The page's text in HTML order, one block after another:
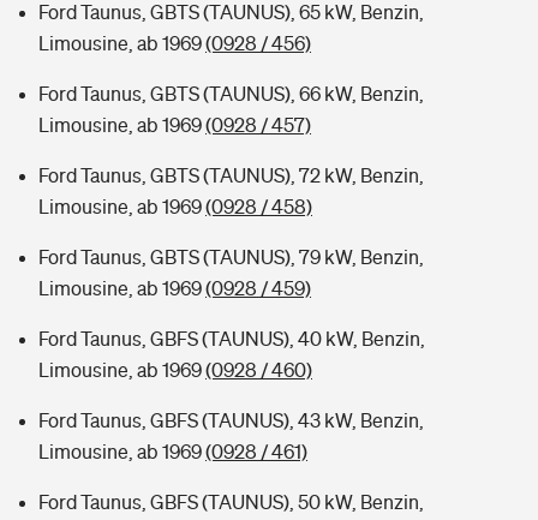
Ford Taunus, GBTS (TAUNUS), 65 kW, Benzin,
Limousine, ab 1969(0928 / 456)
Ford Taunus, GBTS (TAUNUS), 66 kW, Benzin,
Limousine, ab 1969(0928 / 457)
Ford Taunus, GBTS (TAUNUS), 72 kW, Benzin,
Limousine, ab 1969(0928 / 458)
Ford Taunus, GBTS (TAUNUS), 79 kW, Benzin,
Limousine, ab 1969(0928 / 459)
Ford Taunus, GBFS (TAUNUS), 40 kW, Benzin,
Limousine, ab 1969(0928 / 460)
Ford Taunus, GBFS (TAUNUS), 43 kW, Benzin,
Limousine, ab 1969(0928 / 461)
Ford Taunus, GBFS (TAUNUS), 50 kW, Benzin,